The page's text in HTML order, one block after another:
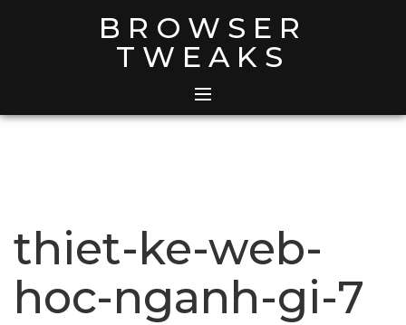
BROWSER
TWEAKS
thiet-ke-web-
hoc-nganh-gi-7